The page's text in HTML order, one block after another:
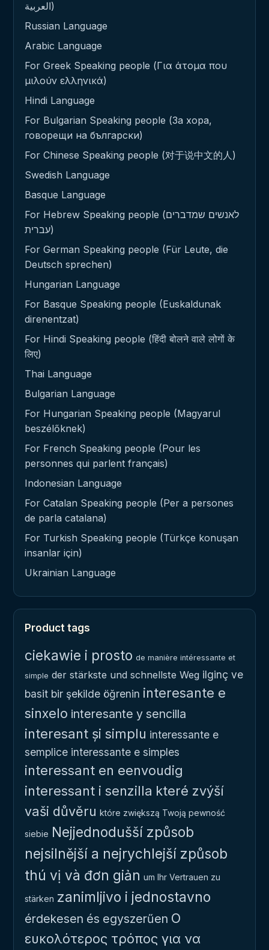
العربية)
Russian Language
Arabic Language
For Greek Speaking people (Για άτομα που
μιλούν ελληνικά)
Hindi Language
For Bulgarian Speaking people (За хора,
говорещи на български)
For Chinese Speaking people (对于说中文的人)
Swedish Language
Basque Language
For Hebrew Speaking people (לאנשים שמדברים
עברית)
For German Speaking people (Für Leute, die
Deutsch sprechen)
Hungarian Language
For Basque Speaking people (Euskaldunak
direnentzat)
For Hindi Speaking people (हिंदी बोलने वाले लोगों के
लिए)
Thai Language
Bulgarian Language
For Hungarian Speaking people (Magyarul
beszélőknek)
For French Speaking people (Pour les
personnes qui parlent français)
Indonesian Language
For Catalan Speaking people (Per a persones
de parla catalana)
For Turkish Speaking people (Türkçe konuşan
insanlar için)
Ukrainian Language
Product tags
ciekawie i prosto de manière intéressante et
simple der stärkste und schnellste Weg ilginç ve
basit bir şekilde öğrenin interesante e
sinxelo interesante y sencilla
interesant și simplu interessante e
semplice interessante e simples
interessant en eenvoudig
interessant i senzilla které zvýší
vaši důvěru które zwiększą Twoją pewność
siebie Nejjednodušší způsob
nejsilnější a nejrychlejší způsob
thú vị và đơn giản um Ihr Vertrauen zu
stärken zanimljivo i jednostavno
érdekesen és egyszerűen Ο
ευκολότερος τρόπος για να